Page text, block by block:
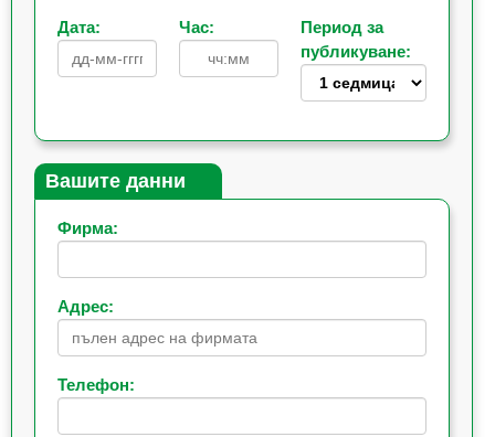
Дата: Час:
Период за
публикуване:
Вашите данни
Фирма:
Адрес:
Телефон: